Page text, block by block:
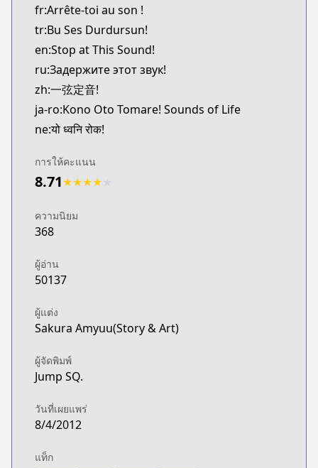
MangaUpdates
https://www.mangaupdates.com/
Book☆Walker
Book☆Walker
https://bookwalker.jp/series/13771/list
Shonen Jump Plus
Shonen Jump Plus
https://shonenjumpplus.com/episode/
Official Site
https://www.akata.fr/publications/sounds-life-t1
Official Site
http://jumpsq.shueisha.co.jp/rensai/
fr:Arrête-toi au son !
tr:Bu Ses Durdursun!
en:Stop at This Sound!
ru:Задержите этот звук!
zh:一弦定音!
ja-ro:Kono Oto Tomare! Sounds of Life
ne:यो ध्वनि रोक!
การให้คะแนน
8.71★★★★
ความนิยม
368
ผู้อ่าน
50137
ผู้แต่ง
Sakura Amyuu(Story & Art)
ผู้จัดพิมพ์
Jump SQ.
วันที่เผยแพร่
8/4/2012
แท็ก